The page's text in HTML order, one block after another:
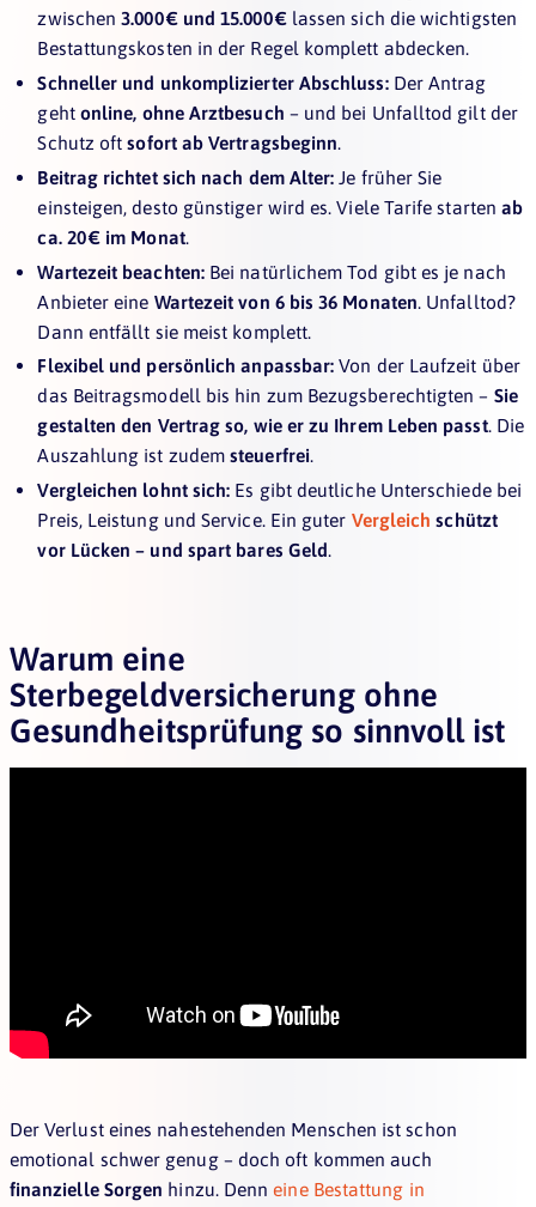
zwischen3.000 € und 15.000 €lassen sich die wichtigsten
Bestattungskosten in der Regel komplett abdecken.
Schneller und unkomplizierter Abschluss: Der Antrag
geht online, ohne Arztbesuch – und bei Unfalltod gilt der
Schutz oftsofort ab Vertragsbeginn.
Beitrag richtet sich nach dem Alter:Je früher Sie
einsteigen, desto günstiger wird es. Viele Tarife startenab
ca. 20 € im Monat.
Wartezeit beachten: Bei natürlichem Tod gibt es je nach
Anbieter eine Wartezeit von 6 bis 36 Monaten . Unfalltod?
Dann entfällt sie meist komplett.
Flexibel und persönlich anpassbar:Von der Laufzeit über
das Beitragsmodell bis hin zum Bezugsberechtigten – Sie
gestalten den Vertrag so, wie er zu Ihrem Leben passt. Die
Auszahlung ist zudemsteuerfrei.
Vergleichen lohnt sich: Es gibt deutliche Unterschiede bei
Preis, Leistung und Service. Ein guter Vergleich schützt
vor Lücken – und spart bares Geld.
Warum eine
Sterbegeldversicherung ohne
Gesundheitsprüfung so sinnvoll ist
Der Verlust eines nahestehenden Menschen ist schon
emotional schwer genug – doch oft kommen auch
finanzielle Sorgen hinzu. Denn eine Bestattung in